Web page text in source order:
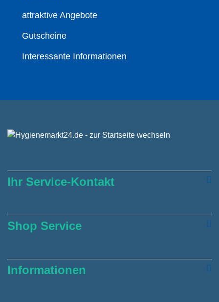
attraktive Angebote
Gutscheine
Interessante Informationen
Ihr Service-Kontakt
Shop Service
Informationen